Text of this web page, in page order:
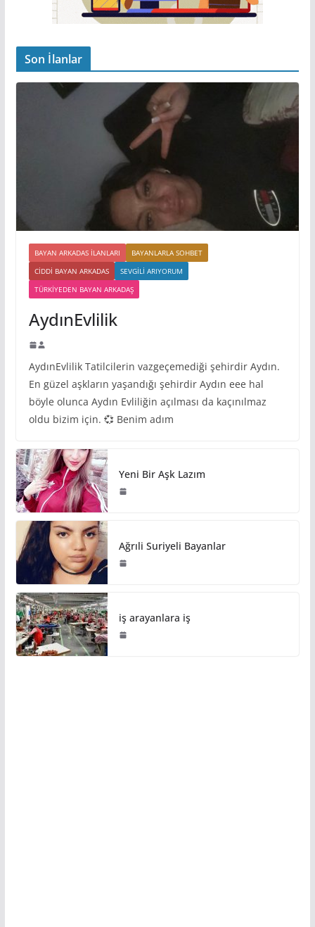
Son İlanlar
BAYAN ARKADAS ILANLARI
BAYANLARLA SOHBET
CIDDI BAYAN ARKADAS
SEVGILI ARIYORUM
TÜRKIYEDEN BAYAN ARKADAŞ
AydınEvlilik
AydınEvlilik Tatilcilerin vazgeçemediği şehirdir Aydın.
En güzel aşkların yaşandığı şehirdir Aydın eee hal
böyle olunca Aydın Evliliğin açılması da kaçınılmaz
oldu bizim için. 💞 Benim adım
Yeni Bir Aşk Lazım
Ağrıli Suriyeli Bayanlar
iş arayanlara iş